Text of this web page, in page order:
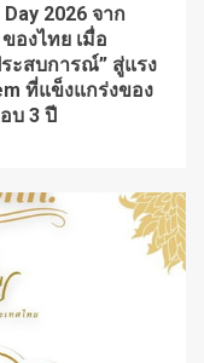
2026 จาก
องไทย เมื่อ
ะสบการณ์” สู่แรง
ที่แข็งแกร่งของ
บ 3 ปี